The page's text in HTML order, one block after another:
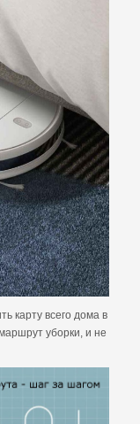
карту всего дома в
уборки, и не